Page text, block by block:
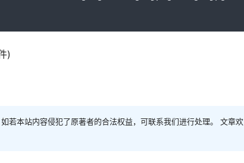
)
若本站内容侵犯了原著者的合法权益，可联系我们进行处理。 文章欢